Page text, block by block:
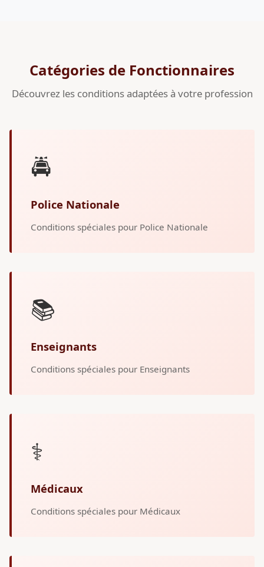
Catégories de Fonctionnaires
Découvrez les conditions adaptées à votre profession
🚔
Police Nationale
Conditions spéciales pour Police Nationale
📚
Enseignants
Conditions spéciales pour Enseignants
⚕️
Médicaux
Conditions spéciales pour Médicaux